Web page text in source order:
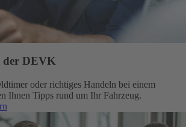
der DEVK
oder richtiges Handeln bei einem
Ihnen Tipps rund um Ihr Fahrzeug.